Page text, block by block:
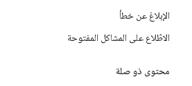
الإبلاغ عن خطأ
الاطّلاع على المشاكل المفتوحة
محتوى ذو صلة